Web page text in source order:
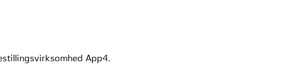
App4.